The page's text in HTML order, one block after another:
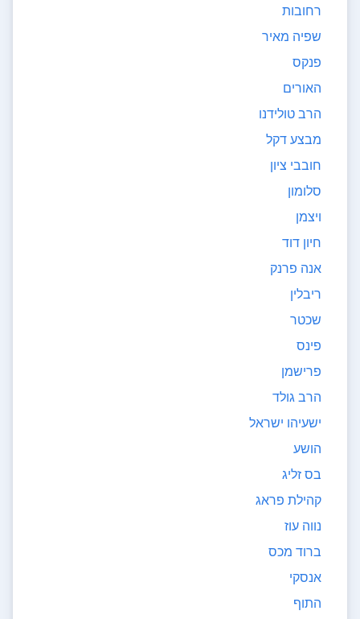
רחובות
שפיה מאיר
פנקס
האורים
הרב טולידנו
מבצע דקל
חובבי ציון
סלומון
ויצמן
חיון דוד
אנה פרנק
ריבלין
שכטר
פינס
פרישמן
הרב גולד
ישעיהו ישראל
הושע
בס זליג
קהילת פראג
נווה עוז
ברוד מכס
אנסקי
התוף